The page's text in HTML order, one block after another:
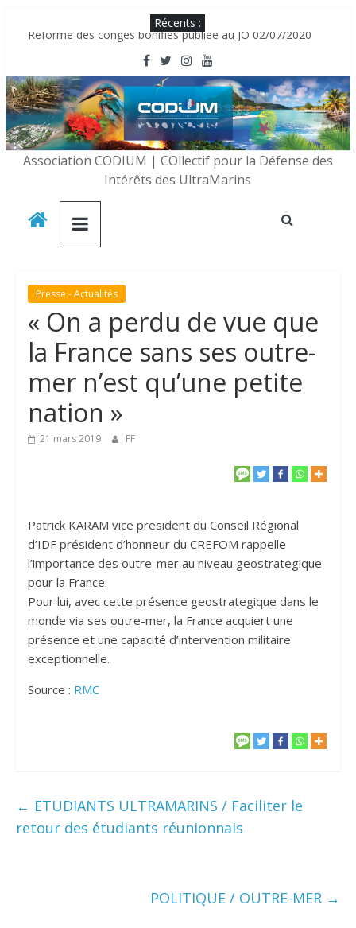
Récents :
Réforme des congés bonifiés publiée au JO 02/07/2020
LE CODIUM RECRUTE DES BÉNÉVOLES
Le CODIUM partenaire de la CAISSE D’EPARGNE IDF
Association CODIUM | COllectif pour la Défense des
Intérêts des UltraMarins
Presse - Actualités
« On a perdu de vue que
la France sans ses outre-
mer n’est qu’une petite
nation »
21 mars 2019 FF
Patrick KARAM vice president du Conseil Régional
d’IDF président d’honneur du CREFOM rappelle
l’importance des outre-mer au niveau geostrategique
pour la France.
Pour lui, avec cette présence geostrategique dans le
monde via ses outre-mer, la France acquiert une
présence et une capacité d’intervention militaire
exceptionnelle.
Source : RMC
← ETUDIANTS ULTRAMARINS / Faciliter le
retour des étudiants réunionnais
POLITIQUE / OUTRE-MER →